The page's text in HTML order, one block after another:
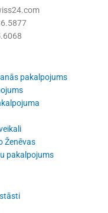
pakalpojums
Ženēvas
pakalpojums